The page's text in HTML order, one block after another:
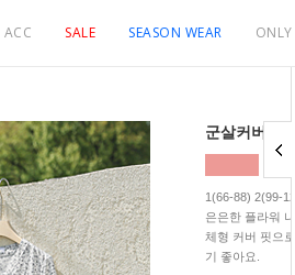
ACC SALE SEASON WEAR
군살커버 여
1(66-88) 2(99-
은은한 플라워
체형 커버 핏으
기 좋아요.